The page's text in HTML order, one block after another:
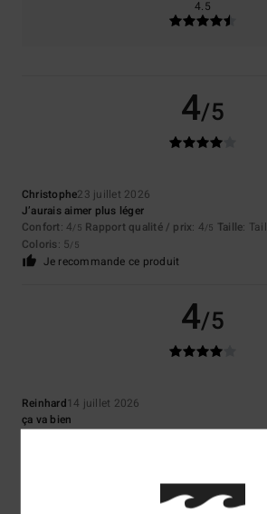
4.5
4/5
Christophe23 juillet 2026
J’aurais aimer plus léger
Confort: 4/5 Rapport qualité / prix: 4/5 Taille:
Coloris: 5/5
Je recommande ce produit
4/5
Reinhard14 juillet 2026
ça va bien